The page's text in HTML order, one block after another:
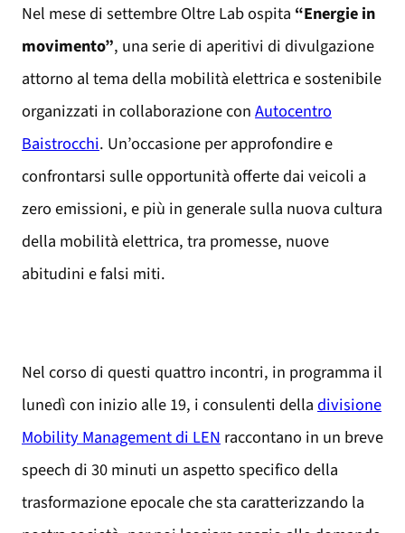
Nel mese di settembre Oltre Lab ospita “Energie in
movimento”, una serie di aperitivi di divulgazione
attorno al tema della mobilità elettrica e sostenibile
organizzati in collaborazione conAutocentro
Baistrocchi. Un’occasione per approfondire e
confrontarsi sulle opportunità offerte dai veicoli a
zero emissioni, e più in generale sulla nuova cultura
della mobilità elettrica, tra promesse, nuove
abitudini e falsi miti.
Nel corso di questi quattro incontri, in programma il
lunedì con inizio alle 19, i consulenti delladivisione
Mobility Management di LEN raccontano in un breve
speech di 30 minuti un aspetto specifico della
trasformazione epocale che sta caratterizzando la